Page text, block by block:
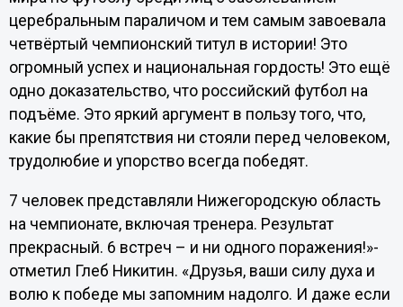
церебральным параличом и тем самым завоевала
четвёртый чемпионский титул в истории! Это
огромный успех и национальная гордость! Это ещё
одно доказательство, что российский футбол на
подъёме. Это яркий аргумент в пользу того, что,
какие бы препятствия ни стояли перед человеком,
трудолюбие и упорство всегда победят.
7 человек представляли Нижегородскую область
на чемпионате, включая тренера. Результат
прекрасный. 6 встреч – и ни одного поражения!»-
отметил Глеб Никитин. «Друзья, ваши силу духа и
волю к победе мы запомним надолго. И даже если